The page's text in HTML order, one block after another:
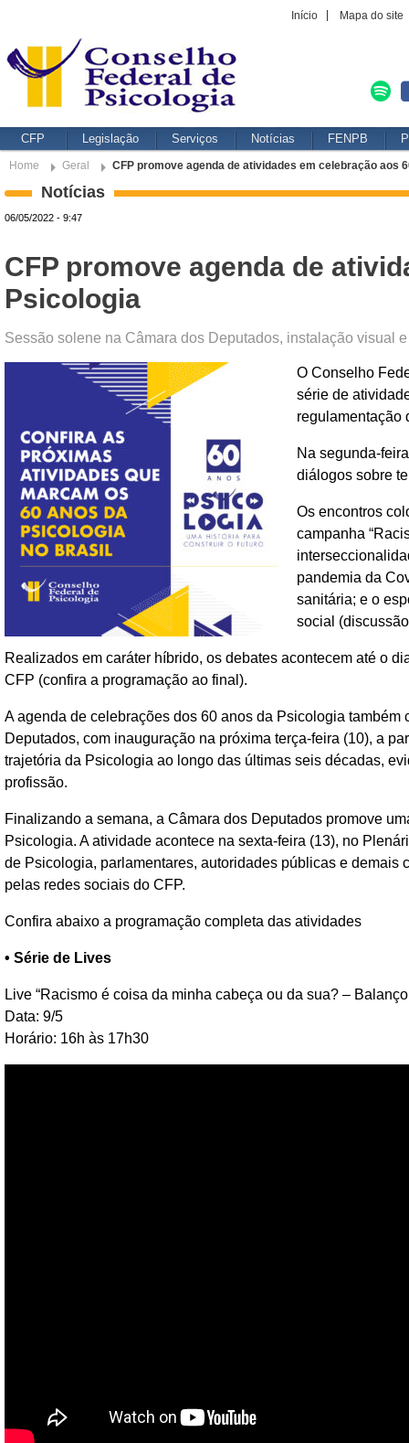
Início Mapa do site
CFP Legislação Serviços Notícias FENPB
Home Geral CFP promove agenda de atividades em celebração aos
Notícias
06/05/2022 - 9:47
CFP promove agenda de
Psicologia
Sessão solene na Câmara dos Deputados, instalação visual
O Conselho
série de
regulamentação
Na segunda-
diálogos sobre
Os encontros
campanha
pandemia da
sanitária; e o
social
Realizados em caráter híbrido, os debates acontecem até o
CFP (confira a programação ao final).
A agenda de celebrações dos 60 anos da Psicologia
Deputados, com inauguração na próxima terça-feira (10), a
trajetória da Psicologia ao longo das últimas seis décadas,
profissão.
Finalizando a semana, a Câmara dos Deputados promove
Psicologia. A atividade acontece na sexta-feira (13), no
de Psicologia, parlamentares, autoridades públicas e
pelas redes sociais do CFP.
Confira abaixo a programação completa das atividades
• Série de Lives
Live “Racismo é coisa da minha cabeça ou da sua? –
Data: 9/5
Horário: 16h às 17h30